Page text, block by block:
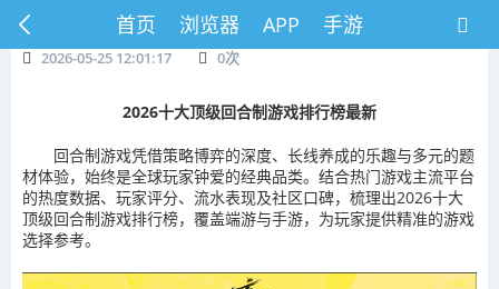
首页 浏览器 APP 手游
2026-05-25 12:01:17 0次
2026十大顶级回合制游戏排行榜最新
回合制游戏凭借策略博弈的深度、长线养成的乐趣与多元的题
材体验，始终是全球玩家钟爱的经典品类。结合热门游戏主流平台
的热度数据、玩家评分、流水表现及社区口碑，梳理出2026十大
顶级回合制游戏排行榜，覆盖端游与手游，为玩家提供精准的游戏
选择参考。